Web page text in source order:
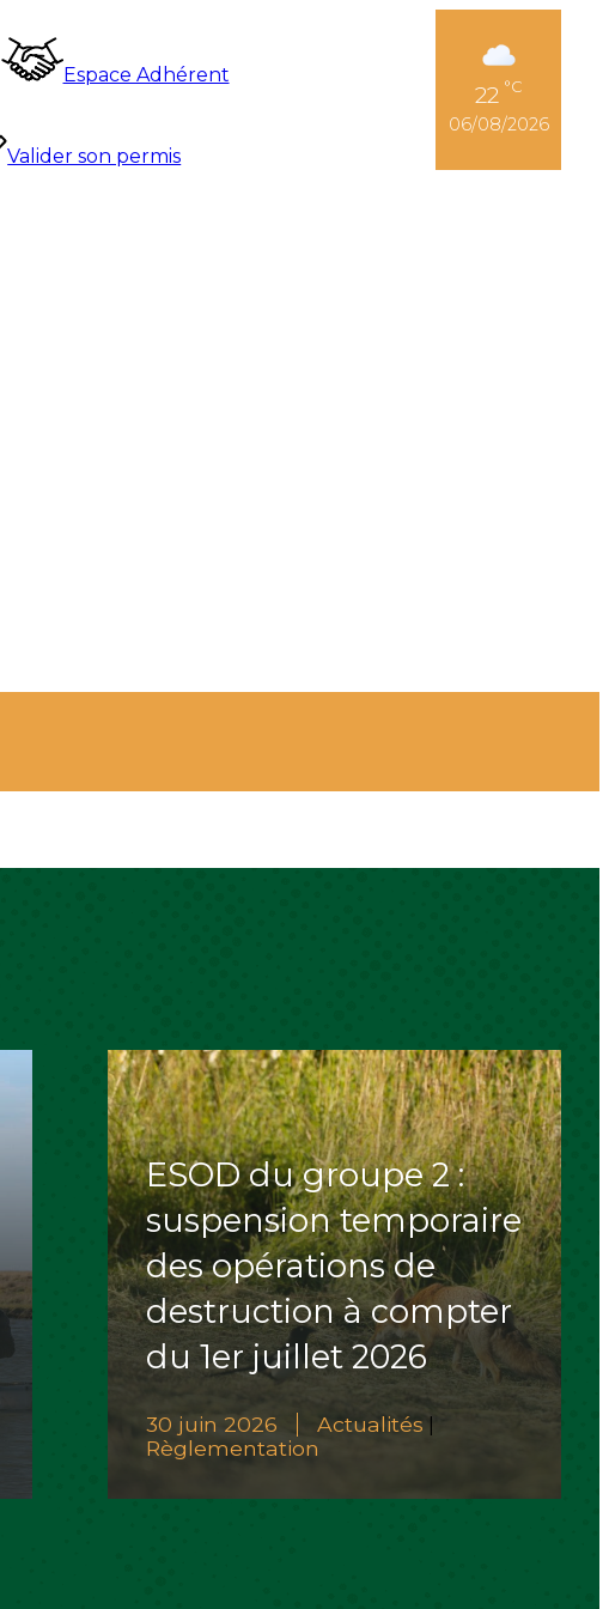
Espace Adhérent
Valider son permis
06/08/2026
22 °C
ESOD du groupe 2 :
suspension temporaire
des opérations de
destruction à compter
du 1er juillet 2026
30 juin 2026 Actualités
Règlementation